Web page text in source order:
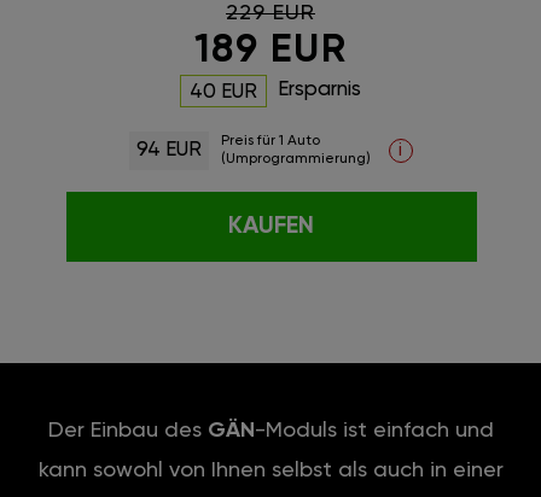
229 EUR
189 EUR
40 EUR Ersparnis
94 EUR
Preis für 1 Auto
(Umprogrammierung)
i
KAUFEN
Der Einbau des GÄN -Moduls ist einfach und
kann sowohl von Ihnen selbst als auch in einer